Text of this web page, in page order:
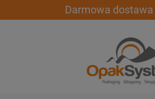
Darmowa dostawa